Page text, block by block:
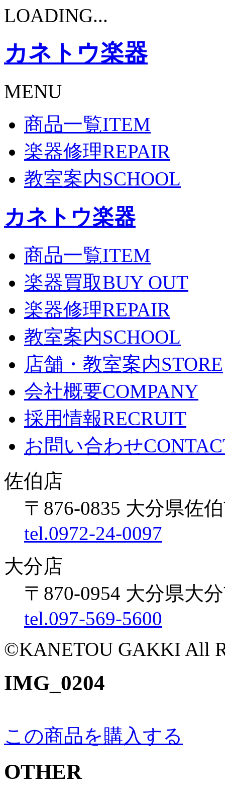
LOADING...
カネトウ楽器
MENU
商品一覧ITEM
楽器修理REPAIR
教室案内SCHOOL
カネトウ楽器
商品一覧ITEM
楽器買取BUY OUT
楽器修理REPAIR
教室案内SCHOOL
店舗・教室案内STORE
会社概要COMPANY
採用情報RECRUIT
お問い合わせ
佐伯店
〒876-0835 大分県佐
tel.0972-24-0097
大分店
〒870-0954 大分県大
tel.097-569-5600
©KANETOU GAKKI All
IMG_0204
この商品を購入する
OTHER